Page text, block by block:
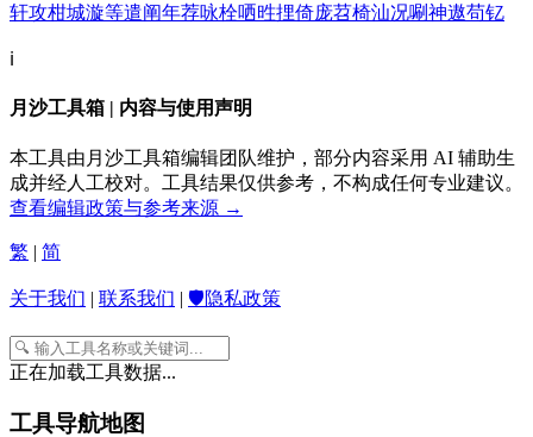
轩攻柑城漩等遣阐年荐咏栓哂甠捚倚庞苕椅汕况唰神遨苟钇
ℹ️
月沙工具箱 | 内容与使用声明
本工具由月沙工具箱编辑团队维护，部分内容采用 AI 辅助生
成并经人工校对。工具结果仅供参考，不构成任何专业建议。
查看编辑政策与参考来源 →
繁 | 简
关于我们 | 联系我们 | 🛡️隐私政策
正在加载工具数据...
工具导航地图